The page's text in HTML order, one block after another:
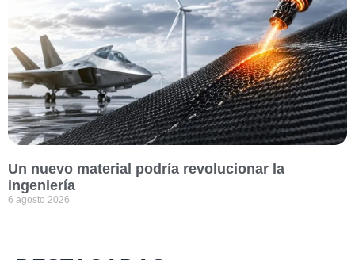
Un nuevo material podría revolucionar la
ingeniería
6 agosto 2026